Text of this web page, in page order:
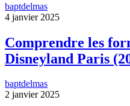
baptdelmas
4 janvier 2025
Comprendre les
Disneyland Paris
baptdelmas
2 janvier 2025